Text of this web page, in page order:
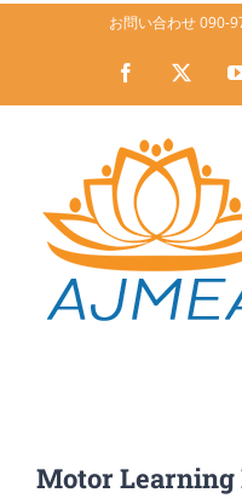
お問い合わせ 090-
Facebook
Motor Learning